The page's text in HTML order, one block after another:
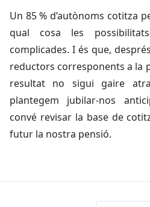
Un 85 % d’autònoms cotitza
qual cosa les
complicades. I és que,
reductors corresponents a la
resultat no sigui gaire
plantegem jubilar-nos
convé revisar la base de
futur la nostra pensió.